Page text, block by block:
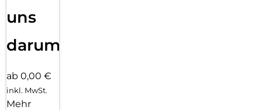
uns
darum!
ab 0,00 €
inkl. MwSt.
Mehr